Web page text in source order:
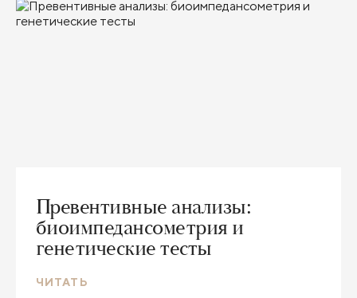
Превентивные анализы:
биоимпедансометрия и
генетические тесты
ЧИТАТЬ